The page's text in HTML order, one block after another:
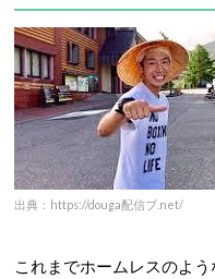
出典：https://douga配信ブ.net/
これまでホームレスのよ